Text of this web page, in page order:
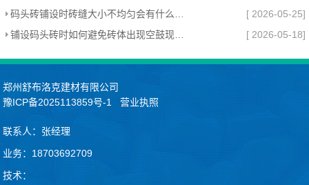
码头砖铺设时砖缝大小不均匀会有什么影响？
[ 2026-05-25]
铺设码头砖时如何避免砖体出现空鼓现象？
[ 2026-05-18]
郑州舒布洛克建材有限公司
豫ICP备2025113859号-1
营业执照
联系人：张经理
业务：18703692709
技术：